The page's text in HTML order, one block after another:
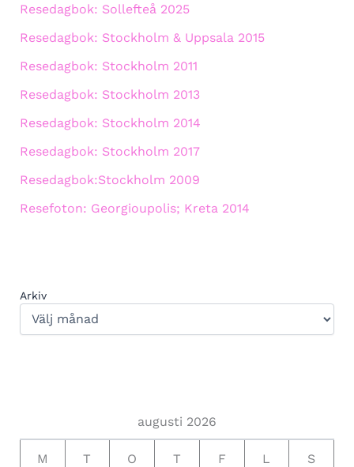
Resedagbok: Sollefteå 2025
Resedagbok: Stockholm & Uppsala 2015
Resedagbok: Stockholm 2011
Resedagbok: Stockholm 2013
Resedagbok: Stockholm 2014
Resedagbok: Stockholm 2017
Resedagbok:Stockholm 2009
Resefoton: Georgioupolis; Kreta 2014
Arkiv
augusti 2026
M T O T F L S